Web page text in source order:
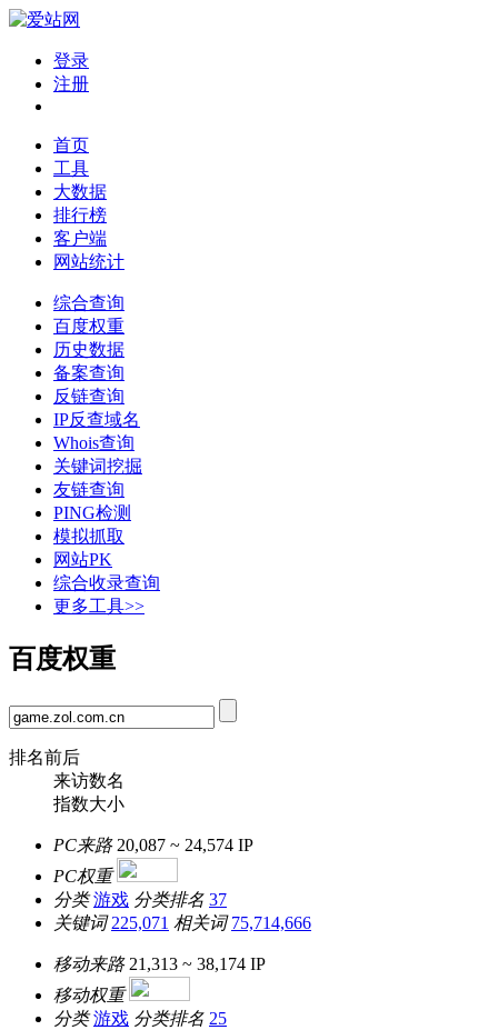
登录
注册
首页
工具
大数据
排行榜
客户端
网站统计
综合查询
百度权重
历史数据
备案查询
反链查询
IP反查域名
Whois查询
关键词挖掘
友链查询
PING检测
模拟抓取
网站PK
综合收录查询
更多工具>>
百度权重
排名前后
来访数名
指数大小
PC来路 20,087 ~ 24,574 IP
PC权重
分类 游戏 分类排名 37
关键词 225,071 相关词 75,714,666
移动来路 21,313 ~ 38,174 IP
移动权重
分类 游戏 分类排名 25